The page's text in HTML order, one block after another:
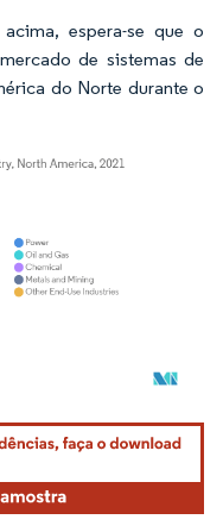
espera-se que o
de sistemas de
do Norte durante o
conforme CC BY 4.0.